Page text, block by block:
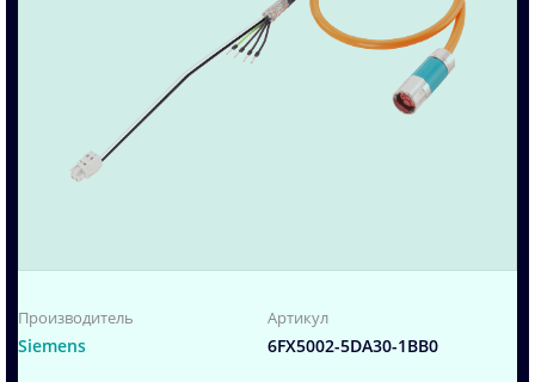
Производитель
Siemens
Артикул
6FX5002-5DA30-1BB0